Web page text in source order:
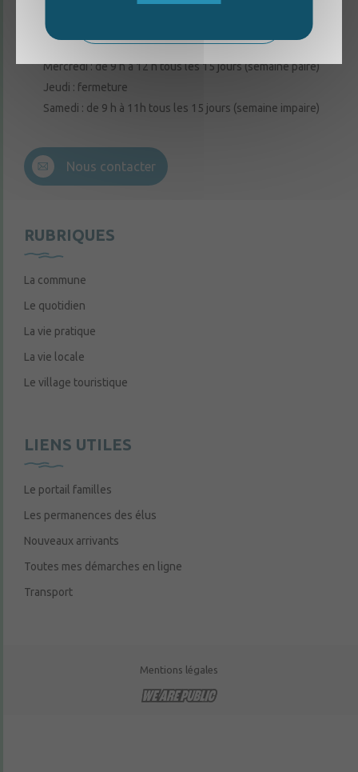
Lundi, mardi, vendredi : de 9 h à 12 h
Mercredi : de 9 h à 12 h tous les 15 jours (semaine paire)
Jeudi : fermeture
Samedi : de 9 h à 11h tous les 15 jours (semaine impaire)
Nous contacter
RUBRIQUES
La commune
Le quotidien
La vie pratique
La vie locale
Le village touristique
LIENS UTILES
Le portail familles
Les permanences des élus
Nouveaux arrivants
Toutes mes démarches en ligne
Transport
Mentions légales